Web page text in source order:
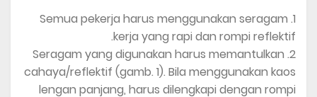
1. Semua pekerja harus menggunakan seragam
kerja yang rapi dan rompi reflektif.
2. Seragam yang digunakan harus memantulkan
cahaya/reflektif (gamb. 1). Bila menggunakan kaos
lengan panjang, harus dilengkapi dengan rompi